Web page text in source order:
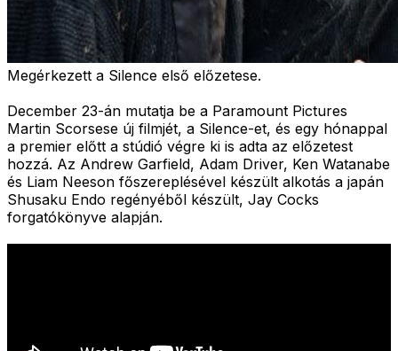
Megérkezett a Silence első előzetese.
December 23-án mutatja be a Paramount Pictures
Martin Scorsese új filmjét, a Silence-et, és egy hónappal
a premier előtt a stúdió végre ki is adta az előzetest
hozzá. Az Andrew Garfield, Adam Driver, Ken Watanabe
és Liam Neeson főszereplésével készült alkotás a japán
Shusaku Endo regényéből készült, Jay Cocks
forgatókönyve alapján.